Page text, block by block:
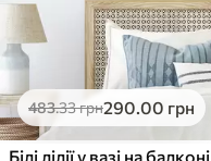
483.33грн290.00 грн